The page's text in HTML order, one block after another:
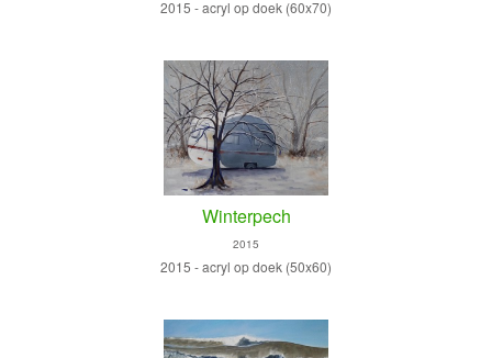
2015 - acryl op doek (60x70)
Winterpech
2015
2015 - acryl op doek (50x60)